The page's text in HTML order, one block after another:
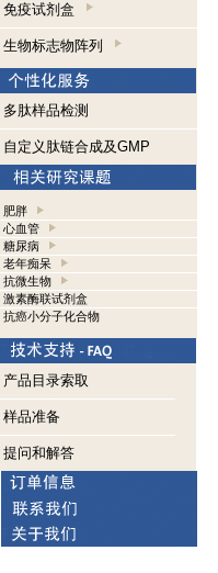
免疫试剂盒
生物标志物阵列
多肽样品检测
自定义肽链合成及GMP
肥胖
心血管
糖尿病
老年痴呆
抗微生物
激素酶联试剂盒
抗癌小分子化合物
产品目录索取
样品准备
提问和解答